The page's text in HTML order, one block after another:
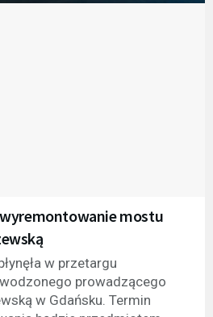
mostu
w przetargu
prowadzącego
w Gdańsku. Termin